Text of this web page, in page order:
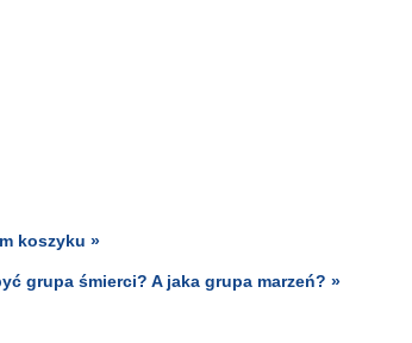
koszyku »
grupa śmierci? A jaka grupa marzeń? »